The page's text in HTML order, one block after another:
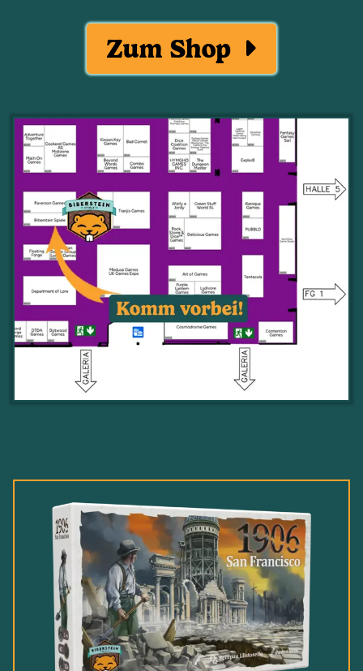
Zum Shop